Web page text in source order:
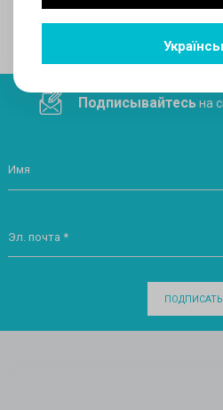
Подписывайтесьна
Имя
Эл. почта *